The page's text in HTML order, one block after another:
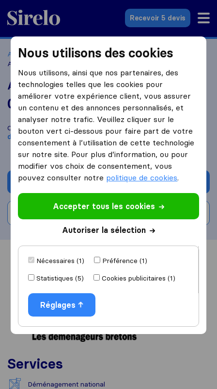
Sirelo.fr
Recevoir 5 devis
Accueil Déménageurs France
Déménageurs Arras
Artois Déménagements
Artois Déménagements
0,0 basé sur0
avis Sirelo et Google
i
Comparez Artois Déménagements avec d'autres
déménageursà Arras
Demander un devis
Rédiger un avis
Vue d'ensemble Avis
Services
Déménagement national
Nous utilisons des cookies
Nous utilisons, ainsi que nos partenaires, des
technologies telles que les cookies pour
améliorer votre expérience client, vous assurer
un contenu et des annonces personnalisés, et
analyser notre trafic. Veuillez cliquer sur le
bouton vert ci-dessous pour faire part de votre
consentement à l’utilisation de cette technologie
sur notre site. Pour plus d’information, ou pour
modifier vos choix de consentement, vous
pouvez consulter notre politique de cookies.
Accepter tous les cookies
Autoriser la sélection
Nécessaires (1)
Préférence (1)
Statistiques (5)
Cookies publicitaires (1)
Réglages